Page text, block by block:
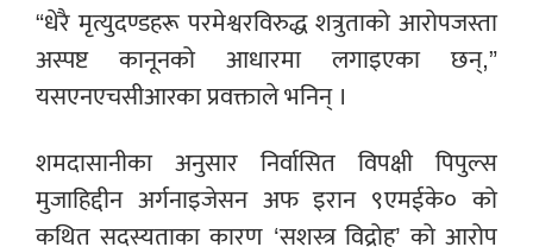
“धेरै मृत्युदण्डहरू परमेश्वरविरुद्ध शत्रुताको आरोपजस्ता
अस्पष्ट कानूनको आधारमा लगाइएका छन्,”
यसएनएचसीआरका प्रवक्ताले भनिन् ।
शमदासानीका अनुसार निर्वासित विपक्षी पिपुल्स
मुजाहिद्दीन अर्गनाइजेसन अफ इरान ९एमईके० को
कथित सदस्यताका कारण ‘सशस्त्र विद्रोह’ को आरोप